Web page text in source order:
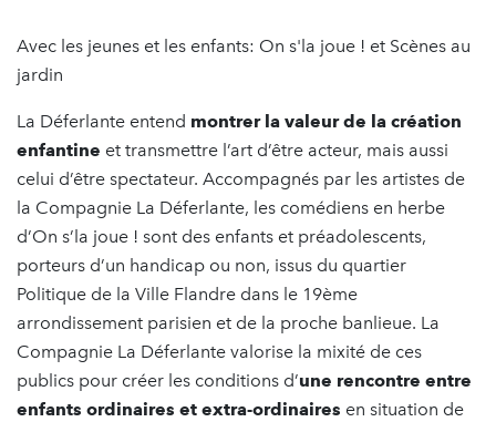
Avec les jeunes et les enfants: On s'la joue ! et Scènes au
jardin
La Déferlante entend montrer la valeur de la création
enfantine et transmettre l’art d’être acteur, mais aussi
celui d’être spectateur. Accompagnés par les artistes de
la Compagnie La Déferlante, les comédiens en herbe
d’On s’la joue ! sont des enfants et préadolescents,
porteurs d’un handicap ou non, issus du quartier
Politique de la Ville Flandre dans le 19ème
arrondissement parisien et de la proche banlieue. La
Compagnie La Déferlante valorise la mixité de ces
publics pour créer les conditions d’une rencontre entre
enfants ordinaires et extra-ordinaires en situation de